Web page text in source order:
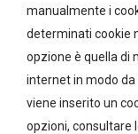
manualmente i
determinati cookie
opzione è quella di
internet in modo
viene inserito un
opzioni, consultare